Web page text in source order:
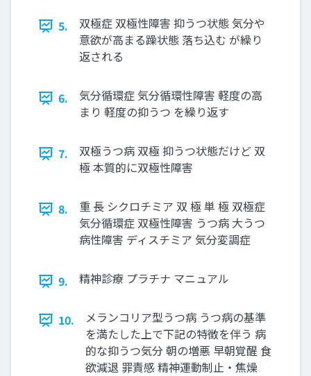
5.
双極症 双極性障害 抑うつ状態 気分や
意欲が高まる躁状態 落ち込む が繰り
返される
6.
気分循環症 気分循環性障害 軽度の高
まり 軽度の抑うつ を繰り返す
7.
双極うつ病 双極 抑うつ状態だけど 双
極 本質的に双極性障害
8.
重 長 シクロチミア 双 極 単 極 双極症
気分循環症 双極性障害 うつ病 大うつ
病性障害 ディスチミア 気分変調症
9. 精神診療 プラチナ マニュアル
10.
メランコリア型うつ病 うつ病の基準
を満たした上で下記の特徴を伴う 病
的な抑うつ気分 朝の増悪 早朝覚醒 食
欲減退 罪責感 精神運動制止・焦燥